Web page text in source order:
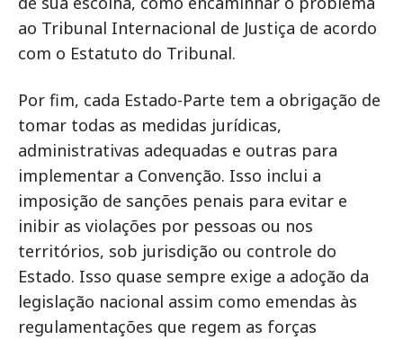
ao Tribunal Internacional de Justiça de acordo
com o Estatuto do Tribunal.
Por fim, cada Estado-Parte tem a obrigação de
tomar todas as medidas jurídicas,
administrativas adequadas e outras para
implementar a Convenção. Isso inclui a
imposição de sanções penais para evitar e
inibir as violações por pessoas ou nos
territórios, sob jurisdição ou controle do
Estado. Isso quase sempre exige a adoção da
legislação nacional assim como emendas às
regulamentações que regem as forças